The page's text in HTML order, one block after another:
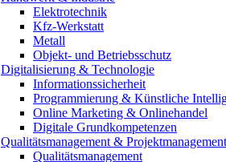
Elektrotechnik
Kfz-Werkstatt
Metall
Objekt- und Betriebsschutz
Digitalisierung & Technologie
Informationssicherheit
Programmierung & Künstliche
Online Marketing & Onlinehandel
Digitale Grundkompetenzen
Qualitätsmanagement & Projektmanagement
Qualitätsmanagement